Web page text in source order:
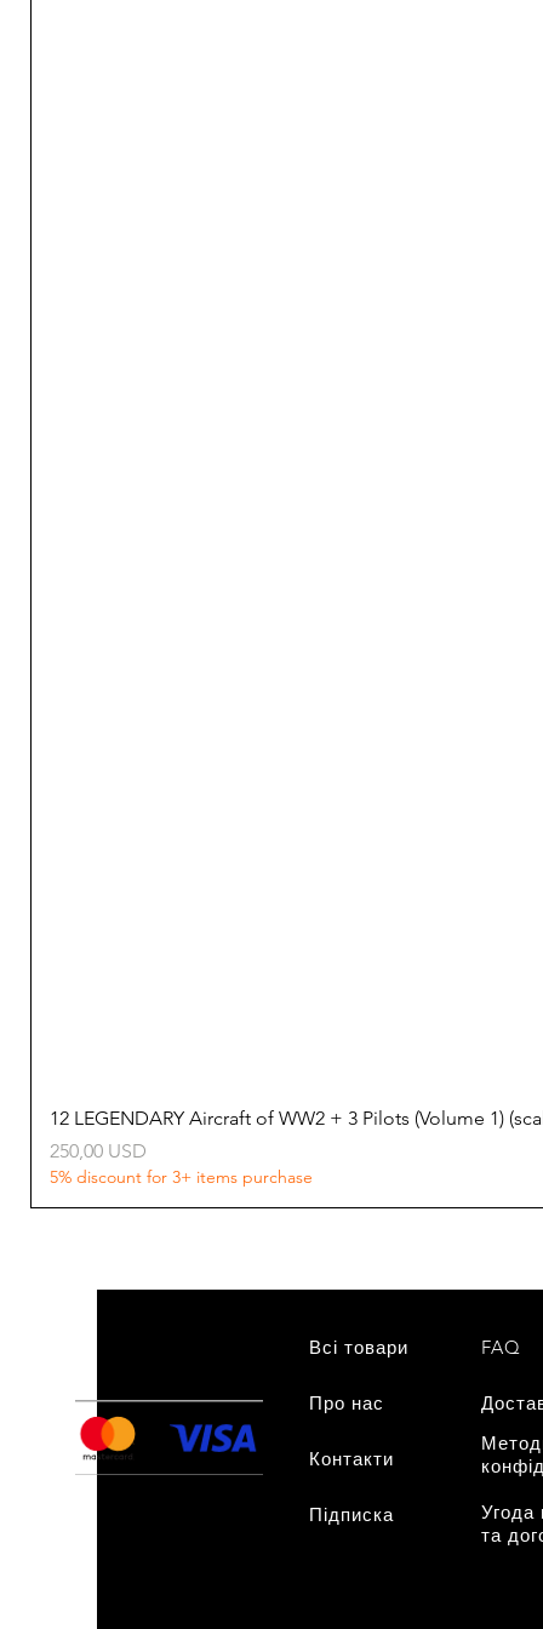
12 LEGENDARY Aircraft of WW2 + 3 Pilots (Volume 1)
Ціна
250,00 USD
5% discount for 3+ items purchase
Всі товари
Про нас
Контакти
Підписка
FAQ
Угода
та